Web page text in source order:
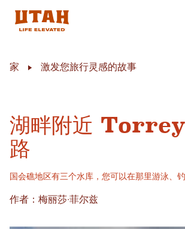
家 激发您旅行灵感的故事
湖畔附近
路
国会礁地区有三个水库，您可以在那里游泳、钓
作者：梅丽莎·菲尔兹